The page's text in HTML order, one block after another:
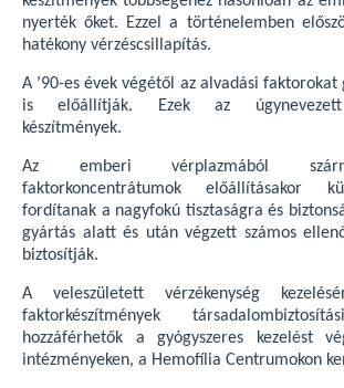
nyerték őket. Ezzel a történelemben
hatékony vérzéscsillapítás.
A ’90-es évek végétől az alvadási faktorokat
is előállítják. Ezek az úgynevezett
készítmények.
Az emberi vérplazmából
faktorkoncentrátumok előállításakor
fordítanak a nagyfokú tisztaságra és
gyártás alatt és után végzett számos
biztosítják.
A veleszületett vérzékenység
faktorkészítmények
hozzáférhetők a gyógyszeres kezelést
intézményeken, a Hemofília Centrumokon